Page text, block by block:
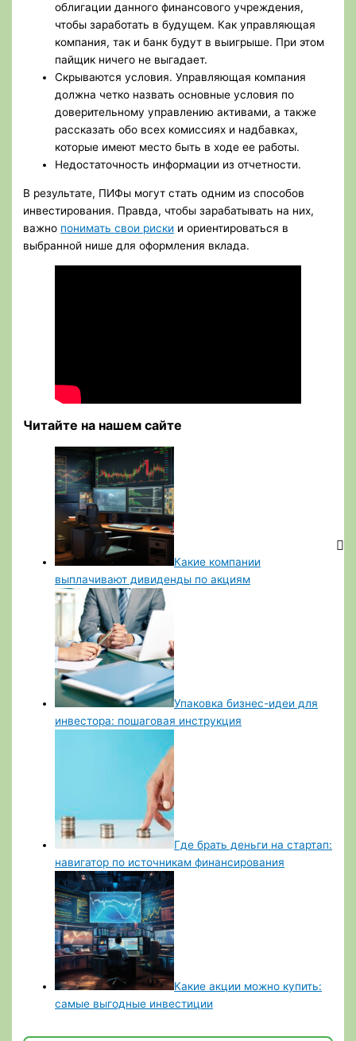
облигации данного финансового учреждения,
чтобы заработать в будущем. Как управляющая
компания, так и банк будут в выигрыше. При этом
пайщик ничего не выгадает.
Скрываются условия. Управляющая компания
должна четко назвать основные условия по
доверительному управлению активами, а также
рассказать обо всех комиссиях и надбавках,
которые имеют место быть в ходе ее работы.
Недостаточность информации из отчетности.
В результате, ПИФы могут стать одним из способов
инвестирования. Правда, чтобы зарабатывать на них,
важно понимать свои риски и ориентироваться в
выбранной нише для оформления вклада.
Читайте на нашем сайте
Какие компании
выплачивают дивиденды по акциям
Упаковка бизнес-идеи для
инвестора: пошаговая инструкция
Где брать деньги на стартап:
навигатор по источникам финансирования
Какие акции можно купить:
самые выгодные инвестиции